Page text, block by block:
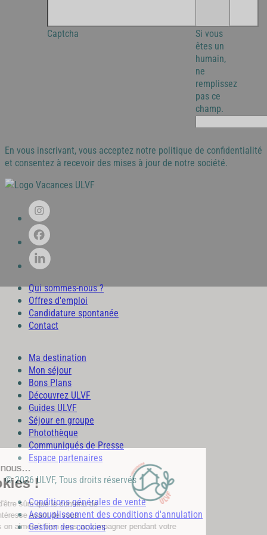
Captcha
Si vous
êtes un
humain,
ne
remplissez
pas ce
champ.
En vous inscrivant, vous acceptez notre politique de confidentialité
et consentez à recevoir des mises à jour de notre société.
Qui sommes-nous ?
Offres d'emploi
Candidature spontanée
Contact
Ma destination
Mon séjour
Bons Plans
Découvrez ULVF
Guides ULVF
Séjour en groupe
Photothèque
Communiqués de Presse
Espace partenaires
© 2026 ULVF, Tous droits réservés
Conditions générales de vente
Assouplissement des conditions d'annulation
Gestion des cookies